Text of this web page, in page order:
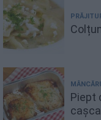
Piept